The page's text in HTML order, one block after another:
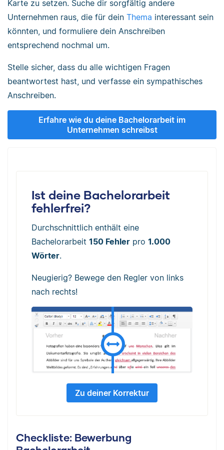
Karte zu setzen. Suche dir sorgfältig andere
Unternehmen raus, die für dein Thema interessant sein
könnten, und formuliere dein Anschreiben
entsprechend nochmal um.
Stelle sicher, dass du alle wichtigen Fragen
beantwortest hast, und verfasse ein sympathisches
Anschreiben.
Erfahre wie du deine Bachelorarbeit im
Unternehmen schreibst
Ist deine Bachelorarbeit
fehlerfrei?
Durchschnittlich enthält eine
Bachelorarbeit 150 Fehler pro 1.000
Wörter.
Neugierig? Bewege den Regler von links
nach rechts!
Zu deiner Korrektur
Checkliste: Bewerbung